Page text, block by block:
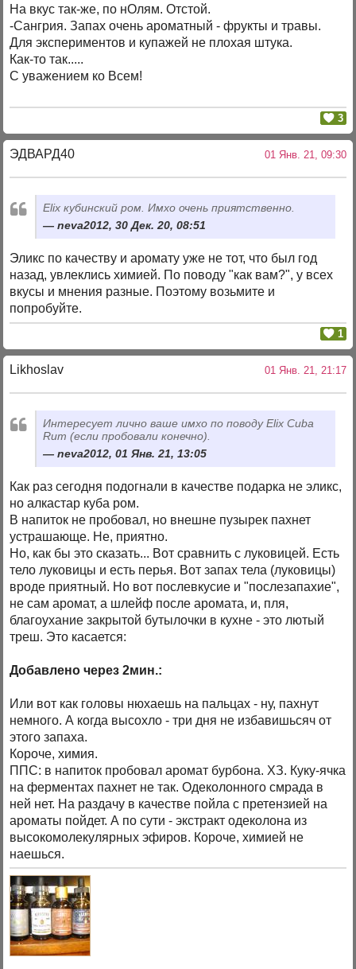
На вкус так-же, по нОлям. Отстой.
-Сангрия. Запах очень ароматный - фрукты и травы.
Для экспериментов и купажей не плохая штука.
Как-то так.....
С уважением ко Всем!
3
ЭДВАРД40 01 Янв. 21, 09:30
Elix кубинский ром. Имхо очень приятственно.
neva2012, 30 Дек. 20, 08:51
Эликс по качеству и аромату уже не тот, что был год
назад, увлеклись химией. По поводу "как вам?", у всех
вкусы и мнения разные. Поэтому возьмите и
попробуйте.
1
Likhoslav 01 Янв. 21, 21:17
Интересует лично ваше имхо по поводу Elix Cuba
Rum (если пробовали конечно).
neva2012, 01 Янв. 21, 13:05
Как раз сегодня подогнали в качестве подарка не эликс,
но алкастар куба ром.
В напиток не пробовал, но внешне пузырек пахнет
устрашающе. Не, приятно.
Но, как бы это сказать... Вот сравнить с луковицей. Есть
тело луковицы и есть перья. Вот запах тела (луковицы)
вроде приятный. Но вот послевкусие и "послезапахие",
не сам аромат, а шлейф после аромата, и, пля,
благоухание закрытой бутылочки в кухне - это лютый
треш. Это касается:
Добавлено через 2мин.:
Или вот как головы нюхаешь на пальцах - ну, пахнут
немного. А когда высохло - три дня не избавишьсяч от
этого запаха.
Короче, химия.
ППС: в напиток пробовал аромат бурбона. ХЗ. Куку-ячка
на ферментах пахнет не так. Одеколонного смрада в
ней нет. На раздачу в качестве пойла с претензией на
ароматы пойдет. А по сути - экстракт одеколона из
высокомолекулярных эфиров. Короче, химией не
наешься.